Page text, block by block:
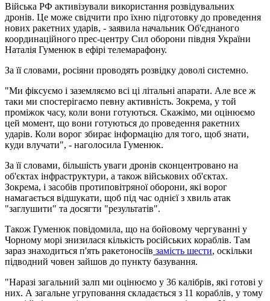
Війська РФ активізували використання розвідувальних
дронів. Це може свідчити про їхню підготовку до проведення
нових ракетних ударів, - заявила начальник Об'єднаного
координаційного прес-центру Сил оборони півдня України
Наталія Гуменюк в ефірі телемарафону.
За її словами, росіяни проводять розвідку доволі системно.
"Ми фіксуємо і заземляємо всі ці літальні апарати. Але все ж
таки ми спостерігаємо певну активність. Зокрема, у той
проміжок часу, коли вони готуються. Скажімо, ми оцінюємо
цей момент, що вони готуються до проведення ракетних
ударів. Коли ворог збирає інформацію для того, щоб знати,
куди влучати", - наголосила Гуменюк.
За її словами, більшість уваги дронів сконцентровано на
об'єктах інфраструктури, а також військових об'єктах.
Зокрема, і засобів протиповітряної оборони, які ворог
намагається відшукати, щоб під час однієї з хвиль атак
"заглушити" та досягти "результатів".
Також Гуменюк повідомила, що на бойовому чергуванні у
Чорному морі знизилася кількість російських кораблів. Там
зараз знаходиться п'ять ракетоносіїв замість шести, оскільки
підводний човен зайшов до пункту базування.
"Наразі загальний залп ми оцінюємо у 36 калібрів, які готові у
них. А загальне угруповання складається з 11 кораблів, у тому